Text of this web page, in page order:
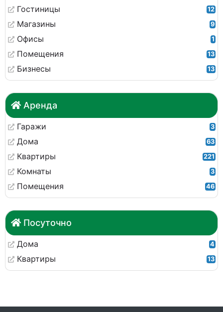
Гостиницы 12
Магазины 9
Офисы 1
Помещения 13
Бизнесы 13
Аренда
Гаражи 3
Дома 63
Квартиры 221
Комнаты 3
Помещения 46
Посуточно
Дома 4
Квартиры 13